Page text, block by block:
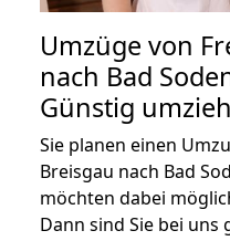
Umzüge von
nach Bad
Günstig
Sie planen einen
Breisgau nach Bad
möchten dabei
Dann sind Sie bei